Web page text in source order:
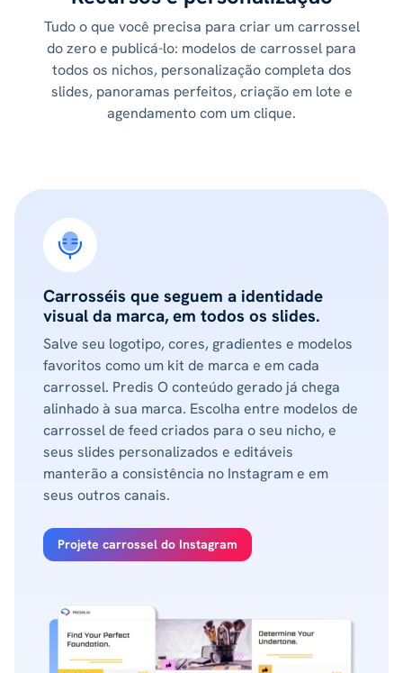
Tudo o que você precisa para criar um carrossel
do zero e publicá-lo: modelos de carrossel para
todos os nichos, personalização completa dos
slides, panoramas perfeitos, criação em lote e
agendamento com um clique.
Carrosséis que seguem a identidade
visual da marca, em todos os slides.
Salve seu logotipo, cores, gradientes e modelos
favoritos como um kit de marca e em cada
carrossel. Predis O conteúdo gerado já chega
alinhado à sua marca. Escolha entre modelos de
carrossel de feed criados para o seu nicho, e
seus slides personalizados e editáveis ​​
manterão a consistência no Instagram e em
seus outros canais.
Projete carrossel do Instagram